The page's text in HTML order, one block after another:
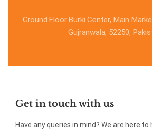
Ground Floor Burki Center, Main
Gujranwala, 52250,
Get in touch with us
Have any queries in mind? We are here to